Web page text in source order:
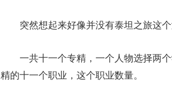
突然想起来好像并没有泰坦之旅这
一共十一个专精，一个人物选择两
精的十一个职业，这个职业数量。